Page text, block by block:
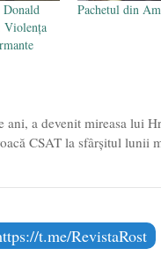
Donald
Violența
Pachetul din
a devenit mireasa lui
CSAT la sfârșitul lunii
t.me/RevistaRost